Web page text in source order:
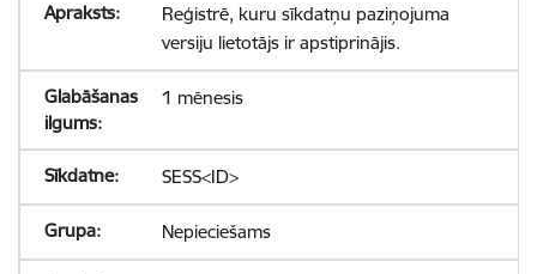
Reģistrē, kuru sīkdatņu paziņojuma
versiju lietotājs ir apstiprinājis.
1 mēnesis
SESS<ID>
Nepieciešams